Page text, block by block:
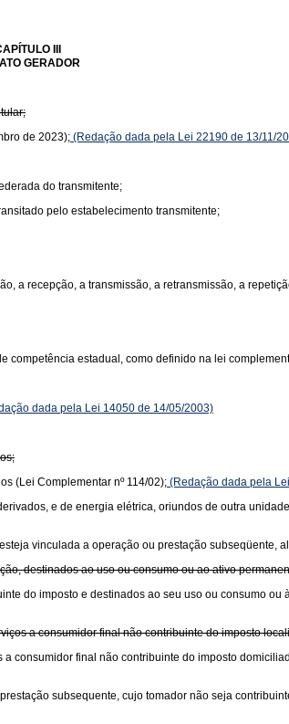
III
GERADOR
de 2023); (Redação dada pela Lei 22190 de 13/11/
do transmitente;
pelo estabelecimento transmitente;
a recepção, a transmissão, a retransmissão, a
competência estadual, como definido na lei
dada pela Lei 14050 de 14/05/2003)
(Lei Complementar nº 114/02); (Redação dada pela
e de energia elétrica, oriundos de outra
vinculada a operação ou prestação subseqüente,
destinados ao uso ou consumo ou ao ativo
do imposto e destinados ao seu uso ou consumo
a consumidor final não contribuinte do imposto
consumidor final não contribuinte do imposto
subsequente, cujo tomador não seja